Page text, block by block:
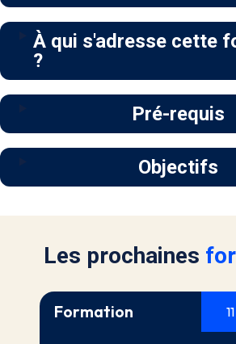
À qui s'adresse cette
?
Pré-requis
Objectifs
Les prochaines
Formation